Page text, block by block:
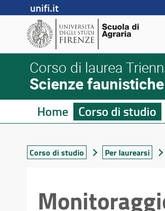
unifi.it
Corso di laurea
Scienze faunistiche
Home Corso di studio
Corso di studio Per laurearsi